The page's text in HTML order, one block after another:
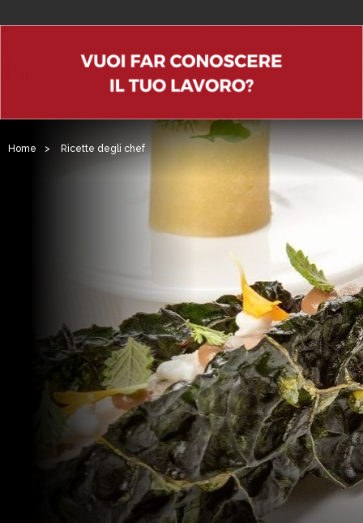
Home > Ricette degli chef